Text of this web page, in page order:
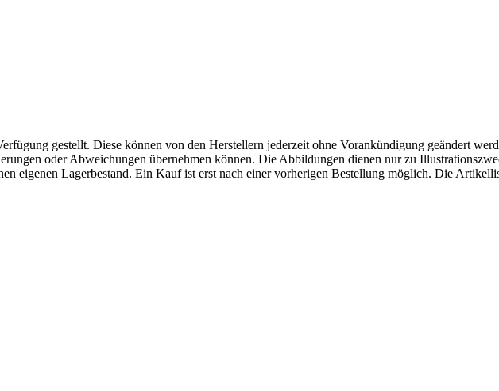
gestellt. Diese können von den Herstellern jederzeit ohne Vorankündigung geändert
oder Abweichungen übernehmen können. Die Abbildungen dienen nur zu
eigenen Lagerbestand. Ein Kauf ist erst nach einer vorherigen Bestellung möglich. Die